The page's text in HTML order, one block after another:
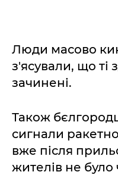
Люди масово
з'ясували, що ті
зачинені.
Також
сигнали
вже після
жителів не було